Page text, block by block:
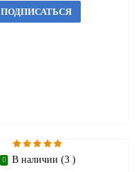
ПОДПИСАТЬСЯ
В наличии (3 )